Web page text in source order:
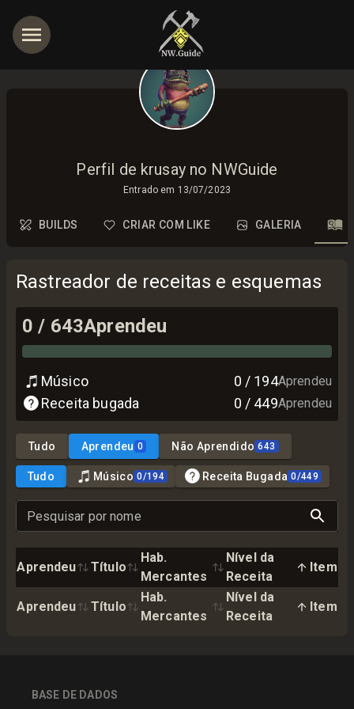
Perfil de krusay no NWGuide
Entrado em 13/07/2023
BUILDS CRIAR COM LIKE GALERIA
Rastreador de receitas e esquemas
0 / 643Aprendeu
Músico 0 / 194Aprendeu
Receita bugada 0 / 449Aprendeu
Tudo Aprendeu 0 Não Aprendido 643
Tudo Músico 0/194 Receita Bugada 0/449
Pesquisar por nome
Aprendeu Título
Hab.
Mercantes
Nível da
Receita
Item
Aprendeu Título
Hab.
Mercantes
Nível da
Receita
Item
BASE DE DADOS